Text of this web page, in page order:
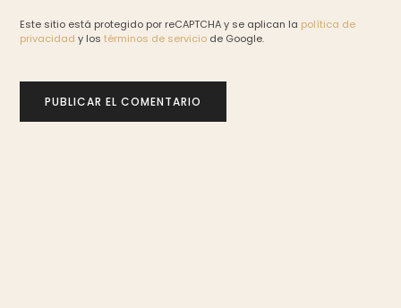
Este sitio está protegido por reCAPTCHA y se aplican la política de
privacidad y lostérminos de servicio de Google.